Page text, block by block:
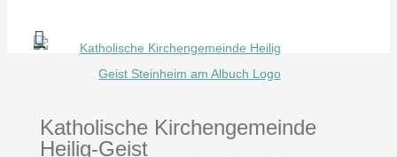
Inhalt
Katholische Kirchengemeinde
Heilig-Geist